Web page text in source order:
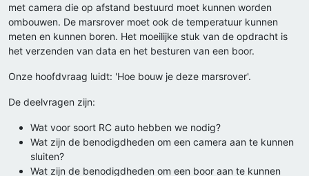
met camera die op afstand bestuurd moet kunnen worden
ombouwen. De marsrover moet ook de temperatuur kunnen
meten en kunnen boren. Het moeilijke stuk van de opdracht is
het verzenden van data en het besturen van een boor.
Onze hoofdvraag luidt: 'Hoe bouw je deze marsrover'.
De deelvragen zijn:
Wat voor soort RC auto hebben we nodig?
Wat zijn de benodigdheden om een camera aan te kunnen
sluiten?
Wat zijn de benodigdheden om een boor aan te kunnen